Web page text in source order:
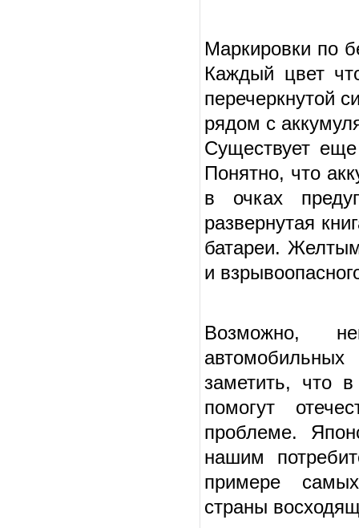
Маркировки по
Каждый цвет
перечеркнутой
рядом с
Существует
Понятно, что
в очках
развернутая
батареи.
и
Возможно,
заметить, что
помогут
проблеме.
нашим
примере
страны